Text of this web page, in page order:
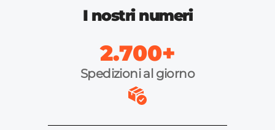
I nostri numeri
2.700+
Spedizioni al giorno